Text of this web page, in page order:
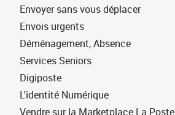
Envoyer sans vous déplacer
Envois urgents
Déménagement, Absence
Services Seniors
Digiposte
L'identité Numérique
Vendre sur la Marketplace La Poste